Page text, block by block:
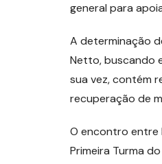
general para
A determinação
Netto, buscando
sua vez, contém
recuperação de
O encontro entre
Primeira Turma